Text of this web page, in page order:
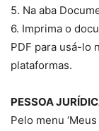
5. Na aba
6. Imprima o
PDF para usá-lo
plataformas.
PESSOA
Pelo menu